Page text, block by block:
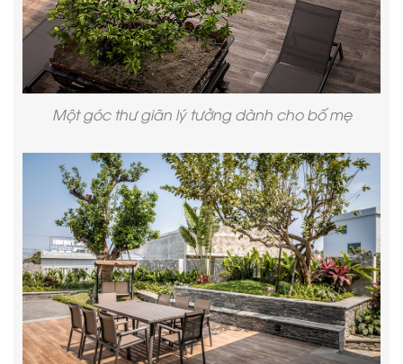
Một góc thư giãn lý tưởng dành cho bố mẹ